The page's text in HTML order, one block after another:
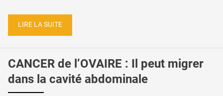
LIRE LA SUITE
CANCER de l’OVAIRE : Il peut migrer
dans la cavité abdominale